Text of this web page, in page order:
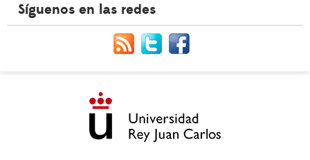
Síguenos en las redes